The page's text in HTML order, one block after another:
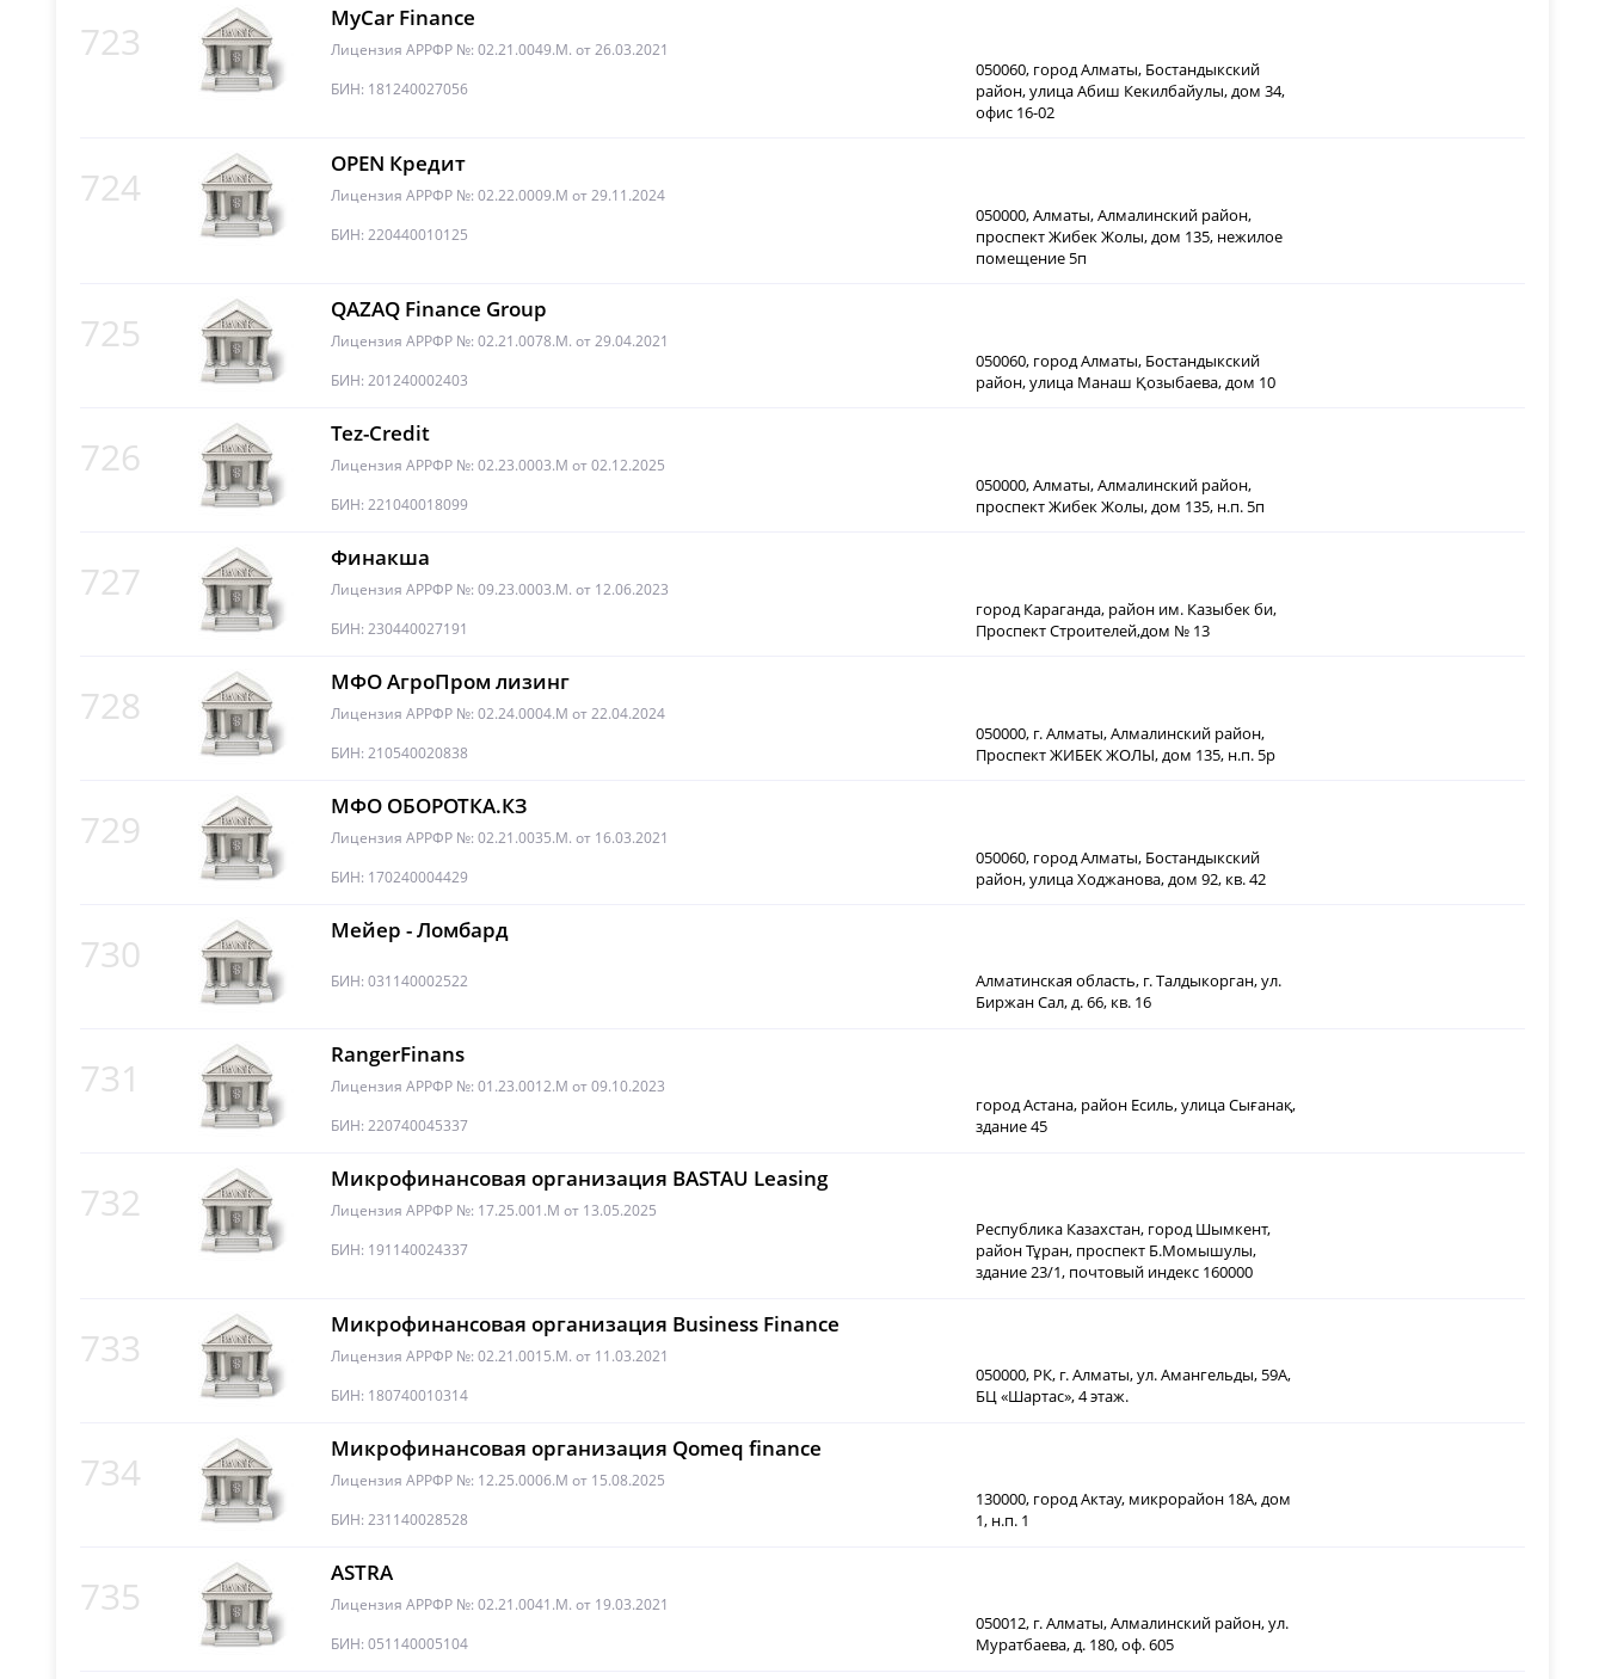
723 MyCar Finance
Лицензия АРРФР №: 02.21.0049.M. от 26.03.2021
БИН: 181240027056
050060, город Алматы, Бостандыкский
район, улица Абиш Кекилбайулы, дом 34,
офис 16-02
724 OPEN Кредит
Лицензия АРРФР №: 02.22.0009.М от 29.11.2024
БИН: 220440010125
050000, Алматы, Алмалинский район,
проспект Жибек Жолы, дом 135, нежилое
помещение 5п
725 QAZAQ Finance Group
Лицензия АРРФР №: 02.21.0078.М. от 29.04.2021
БИН: 201240002403
050060, город Алматы, Бостандыкский
район, улица Манаш Қозыбаева, дом 10
726 Tez-Credit
Лицензия АРРФР №: 02.23.0003.M от 02.12.2025
БИН: 221040018099
050000, Алматы, Алмалинский район,
проспект Жибек Жолы, дом 135, н.п. 5п
727 Финакша
Лицензия АРРФР №: 09.23.0003.М. от 12.06.2023
БИН: 230440027191
город Караганда, район им. Казыбек би,
Проспект Строителей,дом № 13
728 МФО АгроПром лизинг
Лицензия АРРФР №: 02.24.0004.М от 22.04.2024
БИН: 210540020838
050000, г. Алматы, Алмалинский район,
Проспект ЖИБЕК ЖОЛЫ, дом 135, н.п. 5р
729 МФО ОБОРОТКА.КЗ
Лицензия АРРФР №: 02.21.0035.M. от 16.03.2021
БИН: 170240004429
050060, город Алматы, Бостандыкский
район, улица Ходжанова, дом 92, кв. 42
730 Мейер - Ломбард
БИН: 031140002522
Алматинская область, г. Талдыкорган, ул.
Биржан Сал, д. 66, кв. 16
731 RangerFinans
Лицензия АРРФР №: 01.23.0012.М от 09.10.2023
БИН: 220740045337
город Астана, район Есиль, улица Сығанақ,
здание 45
732 Микрофинансовая организация BASTAU Leasing
Лицензия АРРФР №: 17.25.001.М от 13.05.2025
БИН: 191140024337
Республика Казахстан, город Шымкент,
район Тұран, проспект Б.Момышулы,
здание 23/1, почтовый индекс 160000
733 Микрофинансовая организация Business Finance
Лицензия АРРФР №: 02.21.0015.M. от 11.03.2021
БИН: 180740010314
050000, РК, г. Алматы, ул. Амангельды, 59А,
БЦ «Шартас», 4 этаж.
734 Микрофинансовая организация Qomeq finance
Лицензия АРРФР №: 12.25.0006.M от 15.08.2025
БИН: 231140028528
130000, город Актау, микрорайон 18А, дом
1, н.п. 1
735 ASTRA
Лицензия АРРФР №: 02.21.0041.M. от 19.03.2021
БИН: 051140005104
050012, г. Алматы, Алмалинский район, ул.
Муратбаева, д. 180, оф. 605